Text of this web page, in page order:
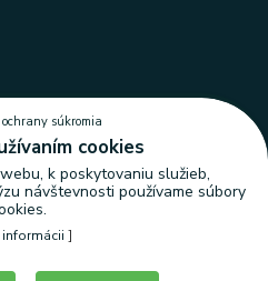
súkromia
cookies
k poskytovaniu služieb,
návštevnosti používame súbory
informácii ]